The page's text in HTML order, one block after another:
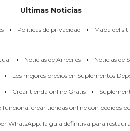
Ultimas Noticias
· Políticas de privacidad · Mapa del
· Noticias de Arrecifes · Noticias de
· Los mejores precios en Suplementos
· Crear tienda online Gratis ·
crear tiendas online con pedidos
WhatsApp: la guía definitiva para